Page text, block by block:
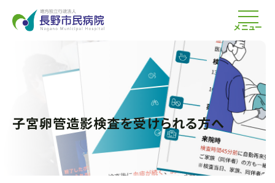
メニュー
子宮卵管造影検査を受けられる方へ